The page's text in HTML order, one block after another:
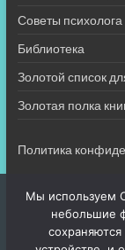
Советы психолога
Библиотека
Золотой список
Золотая полка
Политика
Мы используем
небольшие